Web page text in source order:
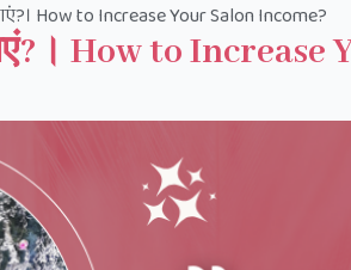
How to Increase Your Salon Income?
How to Increase